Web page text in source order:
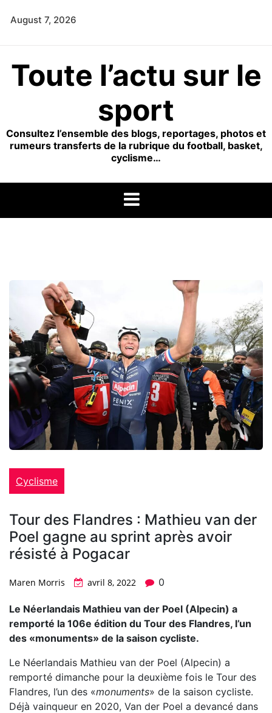
August 7, 2026
Toute l’actu sur le
sport
Consultez l’ensemble des blogs, reportages, photos et
rumeurs transferts de la rubrique du football, basket,
cyclisme…
Cyclisme
Tour des Flandres : Mathieu van der
Poel gagne au sprint après avoir
résisté à Pogacar
Maren Morris avril 8, 2022 0
Le Néerlandais Mathieu van der Poel (Alpecin) a
remporté la 106e édition du Tour des Flandres, l’un
des «monuments» de la saison cycliste.
Le Néerlandais Mathieu van der Poel (Alpecin) a
remporté dimanche pour la deuxième fois le Tour des
Flandres, l’un des «monuments» de la saison cycliste.
Déjà vainqueur en 2020, Van der Poel a devancé dans